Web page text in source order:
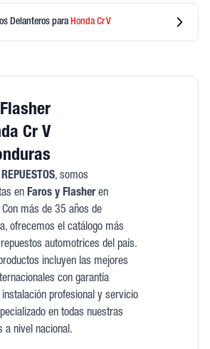
Delanteros para HondaCr V
Cr V
, somos
en Faros y Flasheren
Con más de 35 años de
ofrecemos el catálogo más
automotrices del país.
incluyen las mejores
con garantía
instalación profesional y servicio
en todas nuestras
a nivel nacional.